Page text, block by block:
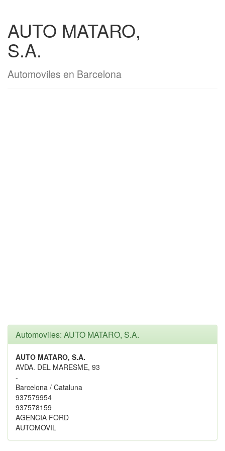
AUTO MATARO,
S.A.
Automoviles en Barcelona
Automoviles: AUTO MATARO, S.A.
AUTO MATARO, S.A.
AVDA. DEL MARESME, 93
-
Barcelona / Cataluna
937579954
937578159
AGENCIA FORD
AUTOMOVIL